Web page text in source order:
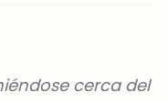
cerca del